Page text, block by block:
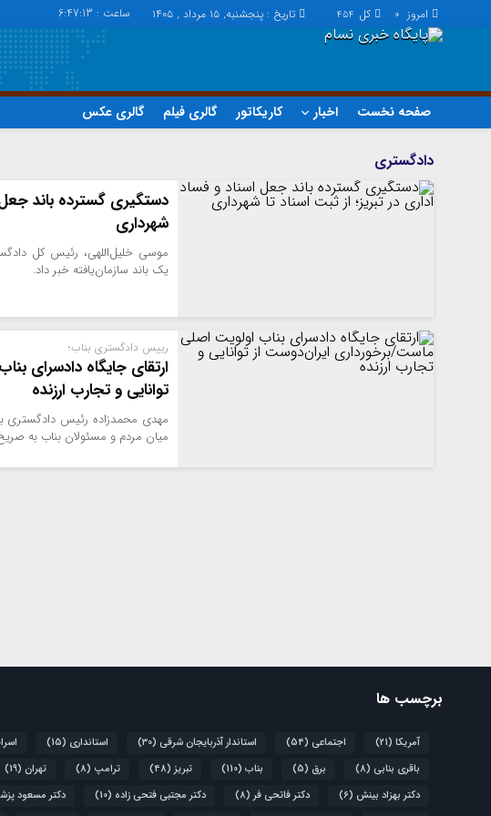
کل 454 امروز 0 تاریخ : پنجشنبه, ۱۵ مرداد , ۱۴۰۵ ساعت : 6:47:13
صفحه نخست اخبار کاریکاتور گالری فیلم گالری عکس
اجتماعی
اقتصاد
گالری فیلم
گالری عکس
حساب مشتری
دادگستری
دستگیری گسترده باند جعل
شهرداری
موسی خلیل‌اللهی، رئیس کل
یک باند سازمان‌یافته خبر داد.
رییس دادگستری بناب؛
ارتقای جایگاه دادسرای
توانایی و تجارب ارزنده‌
مهدی محمدزاده رئیس دادگستری
میان مردم و مسئولان بناب به
برچسب ها
آمریکا (21) اجتماعی (54) استاندار آذربایجان شرقی (30) استانداری (15)
باقری بنابی (8) برق (5) بناب (110) تبریز (48) ترامپ (8) تهران (19)
دکتر بهزاد بینش (6) دکتر فاتحی فر (8) دکتر مجتبی فتحی زاده (10) دکتر مسعود